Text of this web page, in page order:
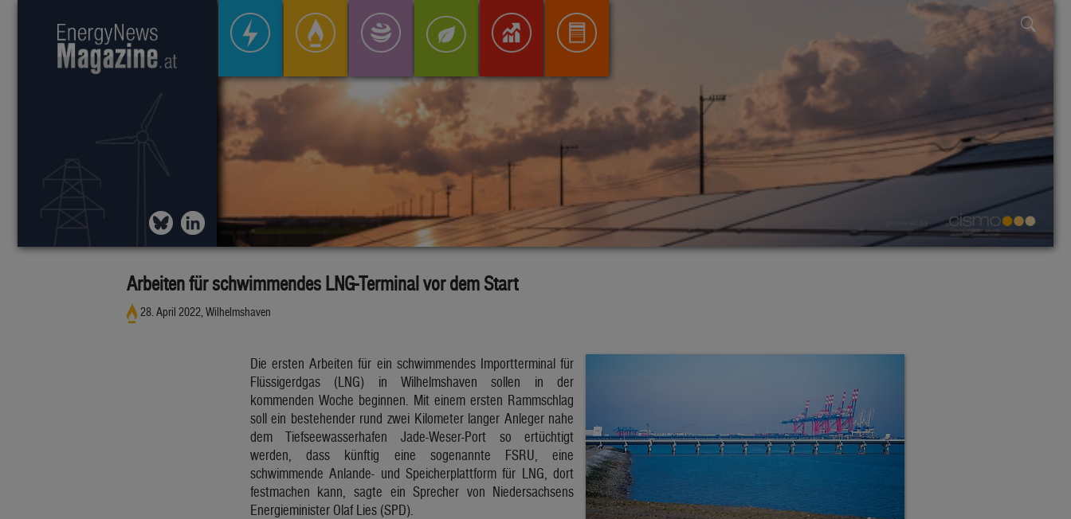
Arbeiten für schwimmendes LNG-Terminal vor dem Start
28. April 2022, Wilhelmshaven
Die ersten Arbeiten für ein schwimmendes Importterminal für
Flüssigerdgas (LNG) in Wilhelmshaven sollen in der
kommenden Woche beginnen. Mit einem ersten Rammschlag
soll ein bestehender rund zwei Kilometer langer Anleger nahe
dem Tiefseewasserhafen Jade-Weser-Port so ertüchtigt
werden, dass künftig eine sogenannte FSRU, eine
schwimmende Anlande- und Speicherplattform für LNG, dort
festmachen kann, sagte ein Sprecher von Niedersachsens
Energieminister Olaf Lies (SPD).